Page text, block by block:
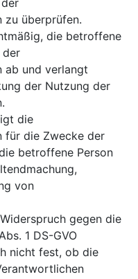
zu überprüfen.
die betroffene
der
ab und verlangt
der Nutzung der
die
für die Zwecke der
betroffene Person
von
gegen die
1 DS-GVO
nicht fest, ob die